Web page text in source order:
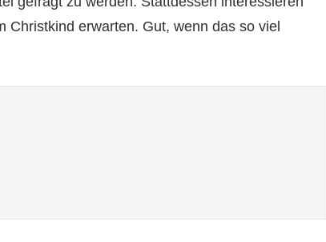
erwarten. Gut, wenn das so viel